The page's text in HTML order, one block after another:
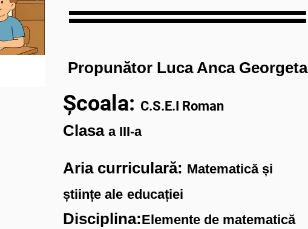
Propunător Luca Anca Georgeta
Școala: C.S.E.I Roman
Clasa a III-a
Aria curriculară: Matematică și
științe ale educației
Disciplina:Elemente de matematică